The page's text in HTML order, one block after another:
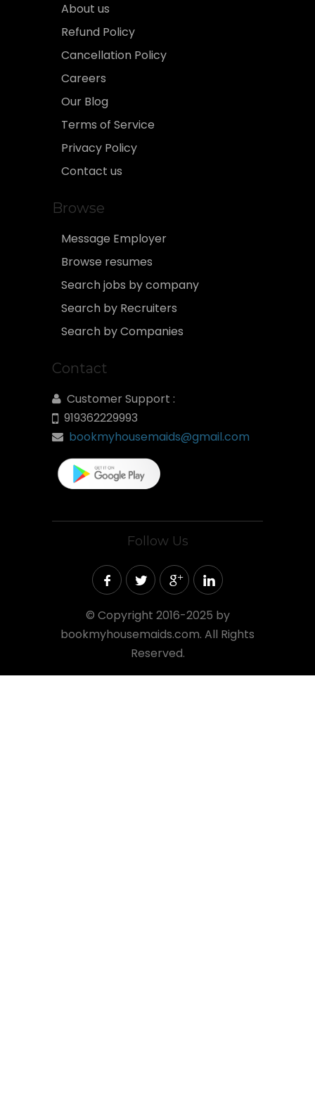
About us
Refund Policy
Cancellation Policy
Careers
Our Blog
Terms of Service
Privacy Policy
Contact us
Browse
Message Employer
Browse resumes
Search jobs by company
Search by Recruiters
Search by Companies
Contact
Customer Support :
919362229993
bookmyhousemaids@gmail.com
Follow Us
© Copyright 2016-2025 by
bookmyhousemaids.com. All Rights
Reserved.